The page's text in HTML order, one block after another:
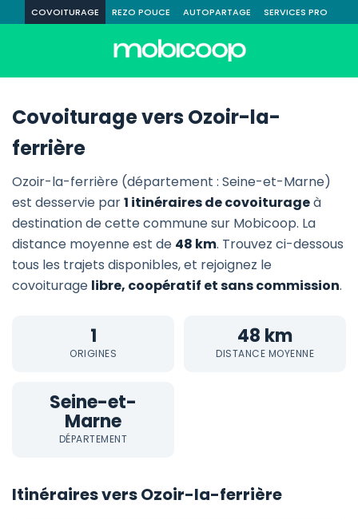
COVOITURAGE REZO POUCE AUTOPARTAGE SERVICES PRO
Covoiturage vers Ozoir-la-
ferrière
Ozoir-la-ferrière (département : Seine-et-Marne)
est desservie par1 itinéraires de covoiturageà
destination de cette commune sur Mobicoop. La
distance moyenne est de 48 km. Trouvez ci-dessous
tous les trajets disponibles, et rejoignez le
covoiturage libre, coopératif et sans commission.
1
ORIGINES
48 km
DISTANCE MOYENNE
Seine-et-
Marne
DÉPARTEMENT
Itinéraires vers Ozoir-la-ferrière